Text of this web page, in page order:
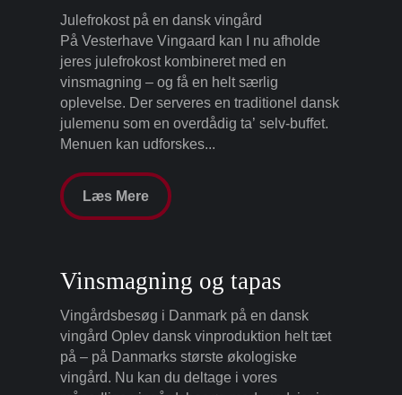
Julefrokost på en dansk vingård
På Vesterhave Vingaard kan I nu afholde
jeres julefrokost kombineret med en
vinsmagning – og få en helt særlig
oplevelse. Der serveres en traditionel dansk
julemenu som en overdådig ta’ selv-buffet.
Menuen kan udforskes...
Læs Mere
Vinsmagning og tapas
Vingårdsbesøg i Danmark på en dansk
vingård Oplev dansk vinproduktion helt tæt
på – på Danmarks største økologiske
vingård. Nu kan du deltage i vores